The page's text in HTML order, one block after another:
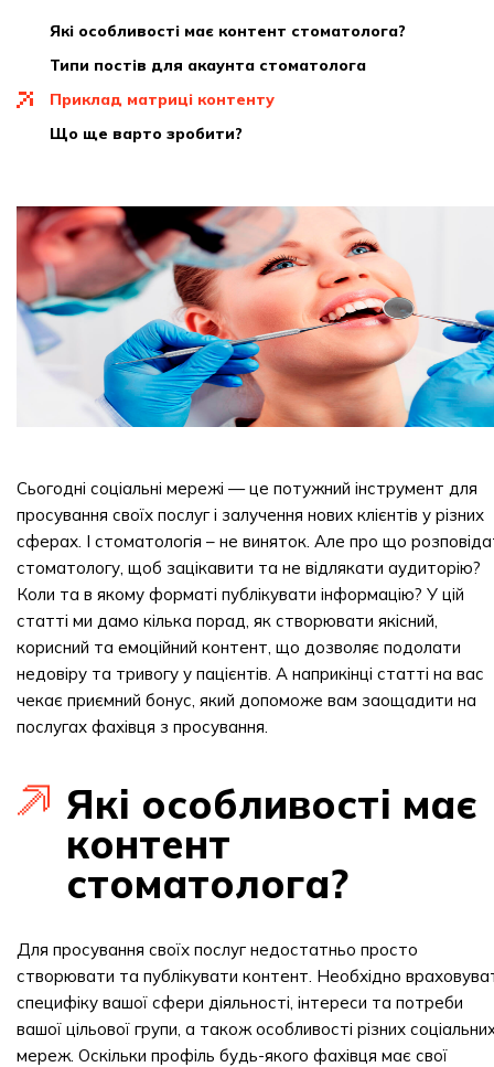
які особливості має контент стоматолога?
типи постів для акаунта стоматолога
приклад матриці контенту
що ще варто зробити?
Сьогодні соціальні мережі — це потужний інструмент для
просування своїх послуг і залучення нових клієнтів у різних
сферах. І стоматологія – не виняток. Але про що
стоматологу, щоб зацікавити та не відлякати аудиторію?
Коли та в якому форматі публікувати інформацію? У цій
статті ми дамо кілька порад, як створювати якісний,
корисний та емоційний контент, що дозволяє подолати
недовіру та тривогу у пацієнтів. А наприкінці статті на вас
чекає приємний бонус, який допоможе вам заощадити на
послугах фахівця з просування.
Які особливості має
контент
стоматолога?
Для просування своїх послуг недостатньо просто
створювати та публікувати контент. Необхідно
специфіку вашої сфери діяльності, інтереси та потреби
вашої цільової групи, а також особливості різних
мереж. Оскільки профіль будь-якого фахівця має свої